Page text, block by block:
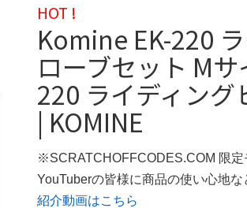
HOT !
Komine EK-220
ローブセット M
220 ライディング
| KOMINE
※SCRATCHOFFCODES.COM 限定
YouTuberの皆様に商品の使い心地
紹介動画はこちら